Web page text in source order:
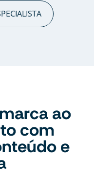
ao
com
e